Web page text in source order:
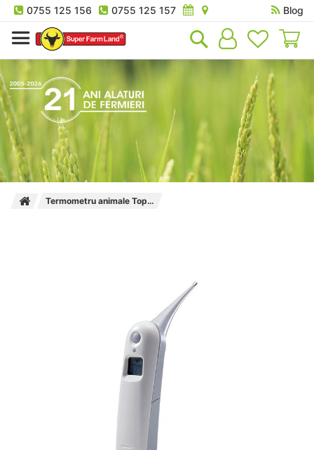
0755 125 156 0755 125 157
Blog
Termometru animale TopTemp Kerbl